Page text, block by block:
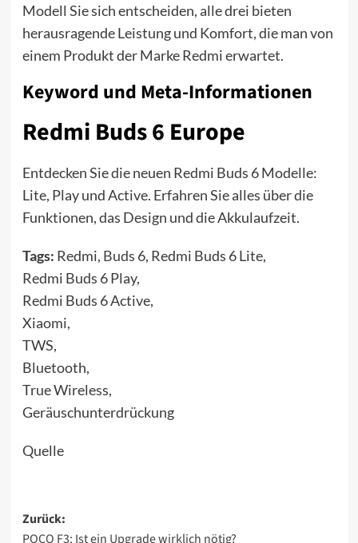
Modell Sie sich entscheiden, alle drei bieten
herausragende Leistung und Komfort, die man von
einem Produkt der Marke Redmi erwartet.
Keyword und Meta-Informationen
Redmi Buds 6 Europe
Entdecken Sie die neuen Redmi Buds 6 Modelle:
Lite, Play und Active. Erfahren Sie alles über die
Funktionen, das Design und die Akkulaufzeit.
Tags: Redmi, Buds 6, Redmi Buds 6 Lite,
Redmi Buds 6 Play,
Redmi Buds 6 Active,
Xiaomi,
TWS,
Bluetooth,
True Wireless,
Geräuschunterdrückung
Quelle
Beitragsnavigation
Zurück:
POCO F3: Ist ein Upgrade wirklich nötig?